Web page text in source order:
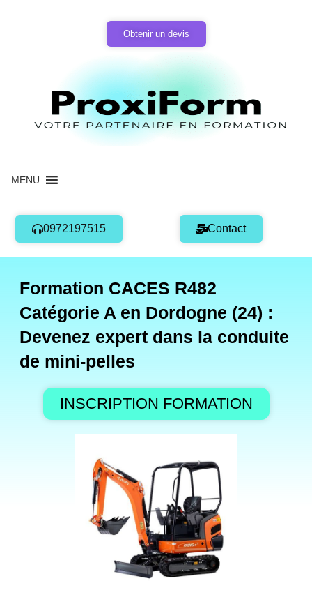
Obtenir un devis
MENU
0972197515 Contact
Formation CACES R482
Catégorie A en Dordogne (24) :
Devenez expert dans la conduite
de mini-pelles
INSCRIPTION FORMATION